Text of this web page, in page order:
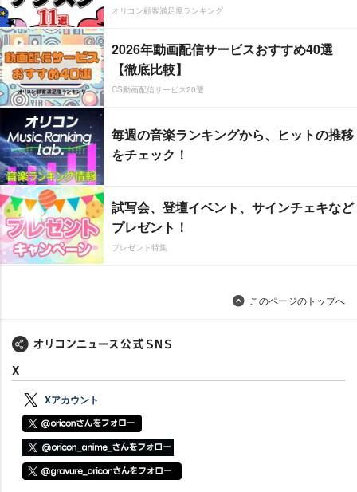
オリコン顧客満足度ランキング
2026年動画配信サービスおすすめ40選
【徹底比較】
CS動画配信サービス20選
毎週の音楽ランキングから、ヒットの推移
をチェック！
試写会、登壇イベント、サインチェキなど
プレゼント！
プレゼント特集
このページのトップへ
X
Xアカウント